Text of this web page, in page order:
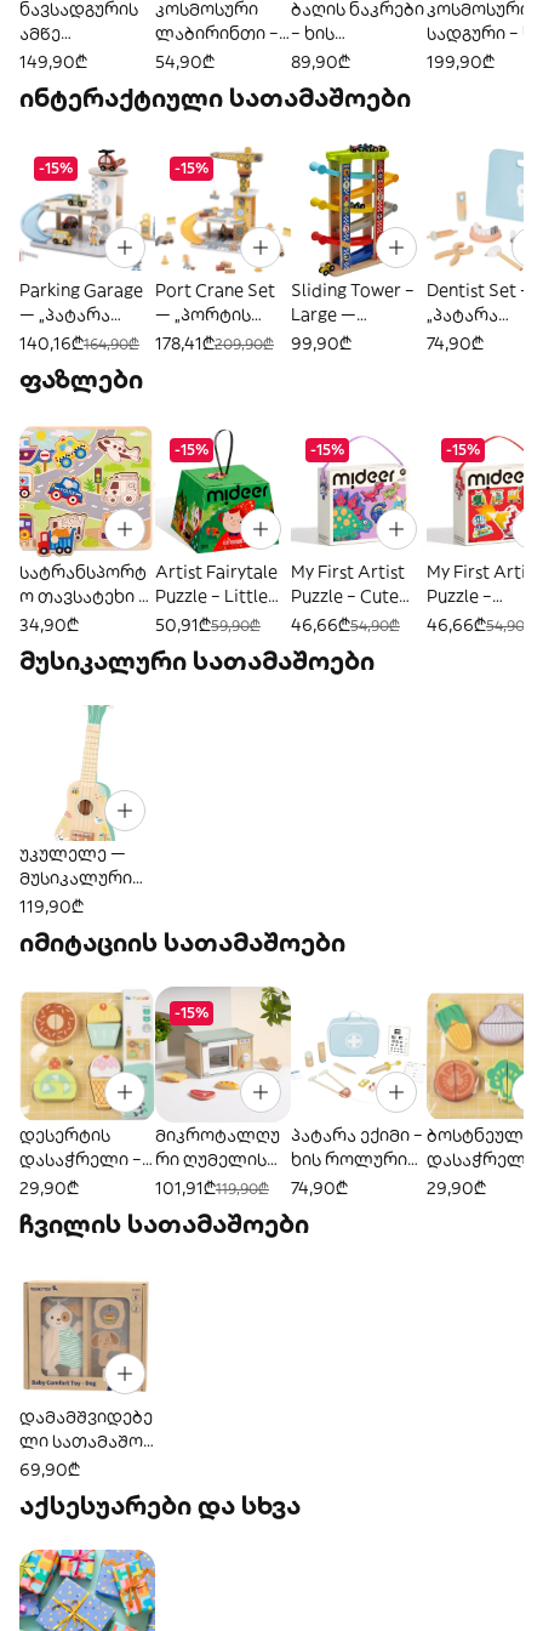
ნავსადგურის
ამწე
მოწყობილობი
ს ნაკრები —
ხის
ბლო
სათამაშო
149,90₾
კოსმოსური
ლაბირინთი –
ხის
ბლო
54,90₾
ბაღის ნაკრები
– ხის
საგანმანათლე
89,90₾
კოსმოსური
სადგური –
199,90₾
ინტერაქტიული სათამაშოები
-15%
Parking Garage
— „პატარა
ქალაქის
140,16₾164,90₾
-15%
Port Crane Set
— „პორტის
ამწე და
178,41₾209,90₾
Sliding Tower –
Large —
„მანქანების
99,90₾
Dentist Set —
„პატარა
74,90₾
ფაზლები
სატრანსპორტ
ო თავსატეხი –
ხის
ბლო
34,90₾
-15%
Artist Fairytale
Puzzle – Little
Red Riding
Hood —
„წითელქუდას
50,91₾59,90₾
-15%
My First Artist
Puzzle – Cute
Dinosaurs
46,66₾54,90₾
-15%
My First Artist
Puzzle –
Construction
46,66₾54,90₾
მუსიკალური სათამაშოები
უკულელე —
მუსიკალური
ხის სათამაშო
119,90₾
იმიტაციის სათამაშოები
დესერტის
დასაჭრელი –
ხის როლური
ნაკრები
29,90₾
-15%
მიკროტალღუ
რი ღუმელის
ნაკრები – ხის
სათამაშო
101,91₾119,90₾
პატარა ექიმი –
ხის როლური
სათამაშო
74,90₾
ბოსტნეულის
დასაჭრელი
ხის როლური
29,90₾
ჩვილის სათამაშოები
დამამშვიდებე
ლი სათამაშო
ჩვილებისთვის
69,90₾
აქსესუარები და სხვა